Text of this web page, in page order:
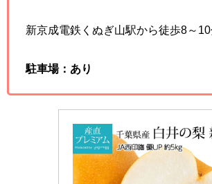
新京成電鉄くぬぎ山駅から徒歩8～10
駐車場：あり